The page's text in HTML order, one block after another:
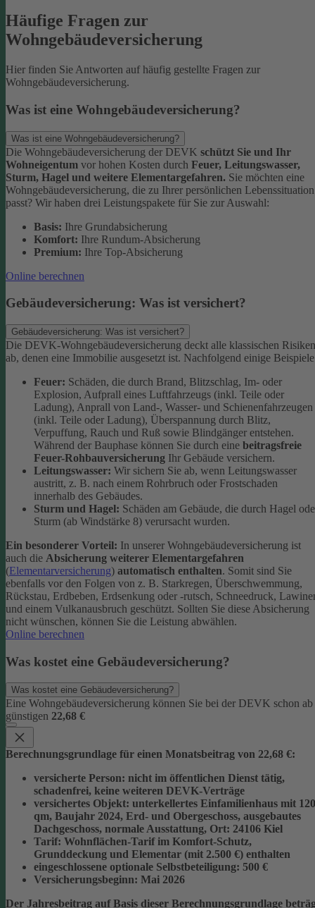
Häufige Fragen zur
Wohngebäudeversicherung
Hier finden Sie Antworten auf häufig gestellte Fragen zur
Wohngebäudeversicherung.
Was ist eine Wohngebäudeversicherung?
Was ist eine Wohngebäudeversicherung?
Die Wohngebäudeversicherung der DEVK schützt Sie und Ihr
Wohneigentum vor hohen Kosten durch Feuer, Leitungswasser,
Sturm, Hagel und weitere Elementargefahren. Sie möchten eine
Wohngebäudeversicherung, die zu Ihrer persönlichen Lebenssituation
passt? Wir haben drei Leistungspakete für Sie zur Auswahl:
Basis: Ihre Grundabsicherung
Komfort: Ihre Rundum-Absicherung
Premium: Ihre Top-Absicherung
Online berechnen
Gebäudeversicherung: Was ist versichert?
Gebäudeversicherung: Was ist versichert?
Die DEVK-Wohngebäudeversicherung deckt alle klassischen Risiken
ab, denen eine Immobilie ausgesetzt ist. Nachfolgend einige
Feuer: Schäden, die durch Brand, Blitzschlag, Im- oder
Explosion, Aufprall eines Luftfahrzeugs (inkl. Teile oder
Ladung), Anprall von Land-, Wasser- und Schienenfahrzeugen
(inkl. Teile oder Ladung), Überspannung durch Blitz,
Verpuffung, Rauch und Ruß sowie Blindgänger entstehen.
Während der Bauphase können Sie durch eine beitragsfreie
Feuer-Rohbauversicherung Ihr Gebäude versichern.
Leitungswasser: Wir sichern Sie ab, wenn Leitungswasser
austritt, z. B. nach einem Rohrbruch oder Frostschaden
innerhalb des Gebäudes.
Sturm und Hagel: Schäden am Gebäude, die durch Hagel
Sturm (ab Windstärke 8) verursacht wurden.
Ein besonderer Vorteil: In unserer Wohngebäudeversicherung ist
auch die Absicherung weiterer Elementargefahren
(Elementarversicherung) automatisch enthalten. Somit sind Sie
ebenfalls vor den Folgen von z. B. Starkregen, Überschwemmung,
Rückstau, Erdbeben, Erdsenkung oder -rutsch, Schneedruck,
und einem Vulkanausbruch geschützt. Sollten Sie diese Absicherung
nicht wünschen, können Sie die Leistung abwählen.
Online berechnen
Was kostet eine Gebäudeversicherung?
Was kostet eine Gebäudeversicherung?
Eine Wohngebäudeversicherung können Sie bei der DEVK schon ab
günstigen 22,68 €
Berechnungsgrundlage für einen Monatsbeitrag von 22,68 €:
versicherte Person: nicht im öffentlichen Dienst tätig,
schadenfrei, keine weiteren DEVK-Verträge
versichertes Objekt: unterkellertes Einfamilienhaus mit 120
qm, Baujahr 2024, Erd- und Obergeschoss, ausgebautes
Dachgeschoss, normale Ausstattung, Ort: 24106 Kiel
Tarif: Wohnflächen-Tarif im Komfort-Schutz,
Grunddeckung und Elementar (mit 2.500 €) enthalten
eingeschlossene optionale Selbstbeteiligung: 500 €
Versicherungsbeginn: Mai 2026
Der Jahresbeitrag auf Basis dieser Berechnungsgrundlage